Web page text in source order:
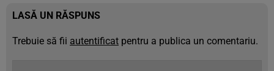
LASĂ UN RĂSPUNS
Trebuie să fii autentificat pentru a publica un comentariu.